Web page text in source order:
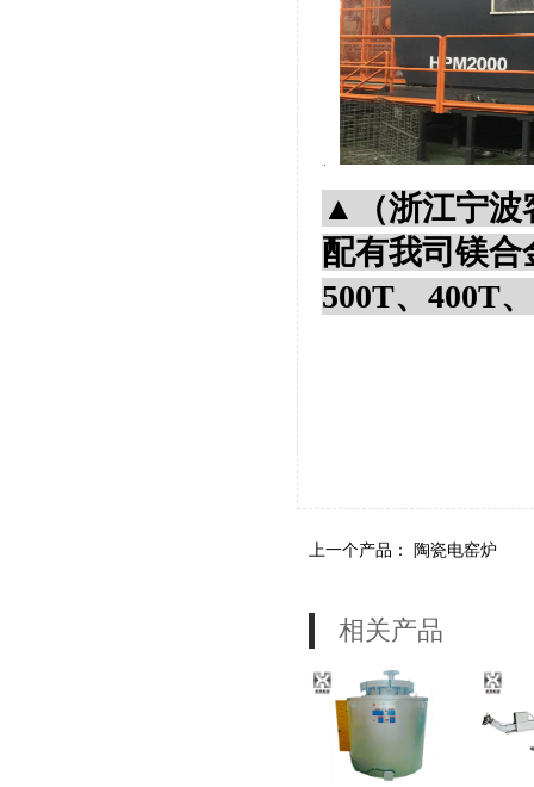
▲（浙江宁波
配有我司镁合
500T、400T
上一个产品： 陶瓷电窑炉
相关产品